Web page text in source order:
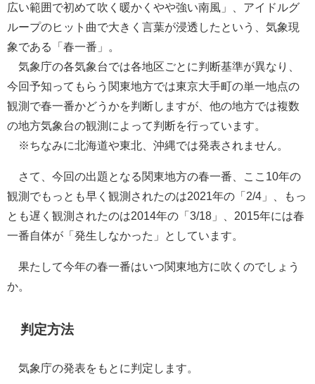
広い範囲で初めて吹く暖かくやや強い南風」、アイドルグ
ループのヒット曲で大きく言葉が浸透したという、気象現
象である「春一番」。
気象庁の各気象台では各地区ごとに判断基準が異なり、
今回予知ってもらう関東地方では東京大手町の単一地点の
観測で春一番かどうかを判断しますが、他の地方では複数
の地方気象台の観測によって判断を行っています。
※ちなみに北海道や東北、沖縄では発表されません。
さて、今回の出題となる関東地方の春一番、ここ10年の
観測でもっとも早く観測されたのは2021年の「2/4」、もっ
とも遅く観測されたのは2014年の「3/18」、2015年には春
一番自体が「発生しなかった」としています。
果たして今年の春一番はいつ関東地方に吹くのでしょう
か。
判定方法
気象庁の発表をもとに判定します。